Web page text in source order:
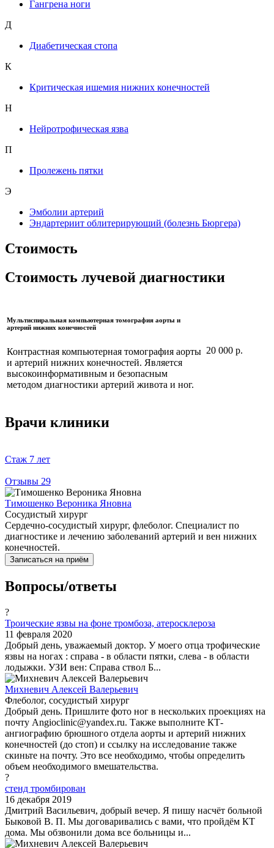
Гангрена ноги
Д
Диабетическая стопа
К
Критическая ишемия нижних конечностей
Н
Нейротрофическая язва
П
Пролежень пятки
Э
Эмболии артерий
Эндартериит облитерирующий (болезнь Бюргера)
Стоимость
Стоимость лучевой диагностики
Мультиспиральная компьютерная томография аорты и
артерий нижних конечностей
Контрастная компьютерная томография аорты
и артерий нижних конечностей. Является
высокоинформативным и безопасным
методом диагностики артерий живота и ног.
20 000 р.
Врачи клиники
Стаж 7 лет
Отзывы 29
Тимошенко Вероника Яновна
Сосудистый хирург
Сердечно-сосудистый хирург, флеболог. Специалист по
диагностике и лечению заболеваний артерий и вен нижних
конечностей.
Записаться на приём
Вопросы/ответы
?
Троические язвы на фоне тромбоза, атеросклероза
11 февраля 2020
Добрый день, уважаемый доктор. У моего отца трофические
язвы на ногах : справа - в области пятки, слева - в области
лодыжки. УЗИ вен: Справа ствол Б...
Михневич Алексей Валерьевич
Флеболог, сосудистый хирург
Добрый день. Пришлите фото ног в нескольких проекциях на
почту Angioclinic@yandex.ru. Также выполните КТ-
ангиографию брюшного отдела аорты и артерий нижних
конечностей (до стоп) и ссылку на исследование также
скиньте на почту. Это все необходимо, чтобы определить
объем необходимого вмешательства.
?
стенд тромбирован
16 декабря 2019
Дмитрий Васильевич, добрый вечер. Я пишу насчёт больной
Быковой В. П. Мы договаривались с вами, что пройдём КТ
дома. Мы обзвонили дома все больницы и...